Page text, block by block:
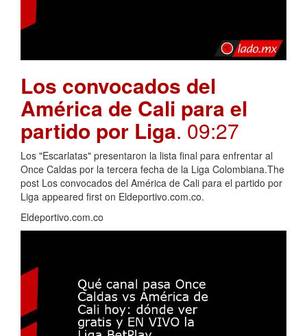
Los convocados del
América de Cali para el
partido por Liga. 09:27
Los "Escarlatas" presentaron la lista final para enfrentar al
Once Caldas por la tercera fecha de la Liga Colombiana.The
post Los convocados del América de Cali para el partido por
Liga appeared first on Eldeportivo.com.co.
Eldeportivo.com.co